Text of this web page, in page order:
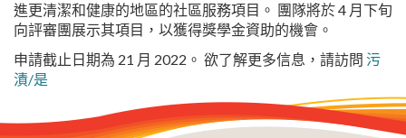
進更清潔和健康的地區的社區服務項目。 團隊將於 4 月下旬
向評審團展示其項目，以獲得獎學金資助的機會。
申請截止日期為 21 月 2022。 欲了解更多信息，請訪問 污
漬/是